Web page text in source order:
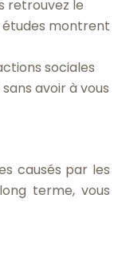
retrouvez le
études montrent
sociales
avoir à vous
causés par les
terme, vous